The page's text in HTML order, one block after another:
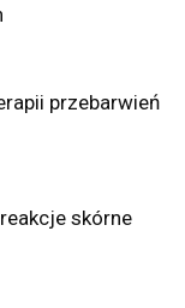
przebarwień
skórne